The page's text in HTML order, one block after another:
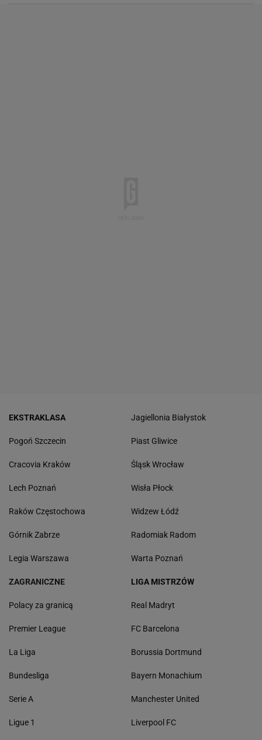
EKSTRAKLASA
Pogoń Szczecin
Cracovia Kraków
Lech Poznań
Raków Częstochowa
Górnik Zabrze
Legia Warszawa
Jagiellonia Białystok
Piast Gliwice
Śląsk Wrocław
Wisła Płock
Widzew Łódź
Radomiak Radom
Warta Poznań
ZAGRANICZNE
Polacy za granicą
Premier League
La Liga
Bundesliga
Serie A
Ligue 1
LIGA MISTRZÓW
Real Madryt
FC Barcelona
Borussia Dortmund
Bayern Monachium
Manchester United
Liverpool FC